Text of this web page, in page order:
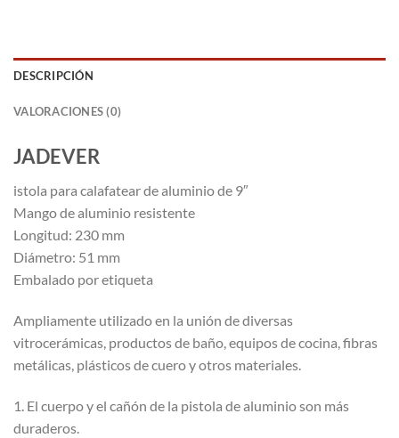
DESCRIPCIÓN
VALORACIONES (0)
JADEVER
istola para calafatear de aluminio de 9″
Mango de aluminio resistente
Longitud: 230 mm
Diámetro: 51 mm
Embalado por etiqueta
Ampliamente utilizado en la unión de diversas
vitrocerámicas, productos de baño, equipos de cocina, fibras
metálicas, plásticos de cuero y otros materiales.
1. El cuerpo y el cañón de la pistola de aluminio son más
duraderos.